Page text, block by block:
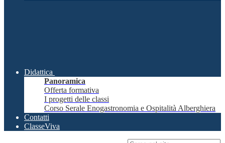
Didattica
Panoramica
Offerta formativa
I progetti delle classi
Corso Serale Enogastronomia e Ospitalità Alberghiera
Contatti
ClasseViva